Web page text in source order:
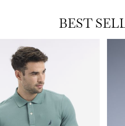
BEST